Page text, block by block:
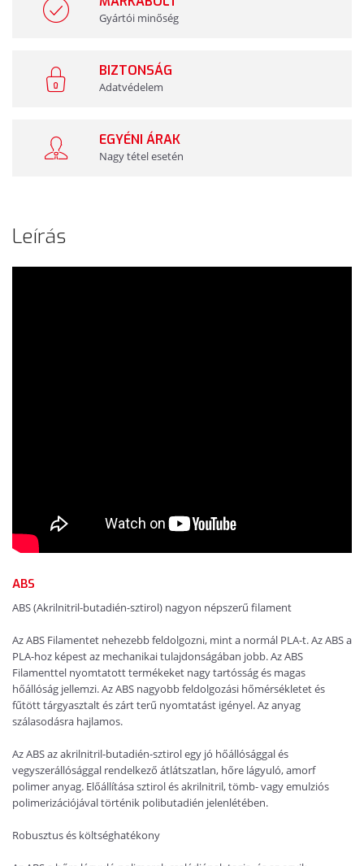
Gyártói minőség
BIZTONSÁG
Adatvédelem
EGYÉNI ÁRAK
Nagy tétel esetén
Leírás
ABS
ABS (Akrilnitril-butadién-sztirol) nagyon népszerű filament
Az ABS Filamentet nehezebb feldolgozni, mint a normál PLA-t. Az ABS a
PLA-hoz képest az mechanikai tulajdonságában jobb. Az ABS
Filamenttel nyomtatott termékeket nagy tartósság és magas
hőállóság jellemzi. Az ABS nagyobb feldolgozási hőmérsékletet és
fűtött tárgyasztalt és zárt terű nyomtatást igényel. Az anyag
szálasodásra hajlamos.
Az ABS az akrilnitril-butadién-sztirol egy jó hőállósággal és
vegyszerállósággal rendelkező átlátszatlan, hőre lágyuló, amorf
polimer anyag. Előállítása sztirol és akrilnitril, tömb- vagy emulziós
polimerizációjával történik polibutadién jelenlétében.
Robusztus és költséghatékony